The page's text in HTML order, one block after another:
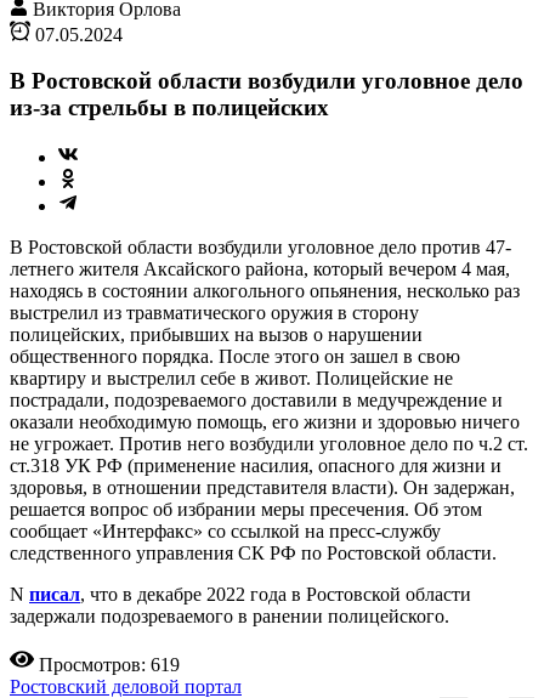
Виктория Орлова
07.05.2024
В Ростовской области возбудили уголовное дело
из-за стрельбы в полицейских
В Ростовской области возбудили уголовное дело против 47-
летнего жителя Аксайского района, который вечером 4 мая,
находясь в состоянии алкогольного опьянения, несколько раз
выстрелил из травматического оружия в сторону
полицейских, прибывших на вызов о нарушении
общественного порядка. После этого он зашел в свою
квартиру и выстрелил себе в живот. Полицейские не
пострадали, подозреваемого доставили в медучреждение и
оказали необходимую помощь, его жизни и здоровью ничего
не угрожает. Против него возбудили уголовное дело по ч.2 ст.
ст.318 УК РФ (применение насилия, опасного для жизни и
здоровья, в отношении представителя власти). Он задержан,
решается вопрос об избрании меры пресечения. Об этом
сообщает «Интерфакс» со ссылкой на пресс-службу
следственного управления СК РФ по Ростовской области.
N писал, что в декабре 2022 года в Ростовской области
задержали подозреваемого в ранении полицейского.
Просмотров: 619
Ростовский деловой портал